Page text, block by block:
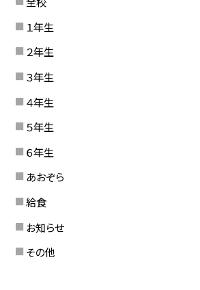
１年生
２年生
３年生
４年生
５年生
６年生
あおぞら
給食
お知らせ
その他